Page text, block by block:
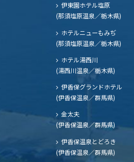
伊東園ホテル塩原
(那須塩原温泉／栃木県)
ホテルニューもみぢ
(那須塩原温泉／栃木県)
ホテル湯西川
(湯西川温泉／栃木県)
伊香保グランドホテル
(伊香保温泉／群馬県)
金太夫
(伊香保温泉／群馬県)
伊香保温泉とどろき
(伊香保温泉／群馬県)